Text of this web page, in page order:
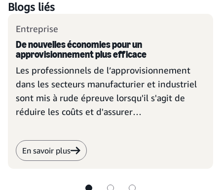
Blogs liés
Entreprise
De nouvelles économies pour un
approvisionnement plus efficace
Les professionnels de l’approvisionnement
dans les secteurs manufacturier et industriel
sont mis à rude épreuve lorsqu'il s'agit de
réduire les coûts et d'assurer
d'aborder les achats pourrait peut-être les
aider à découvrir de nouvelles façons de
En savoir plus